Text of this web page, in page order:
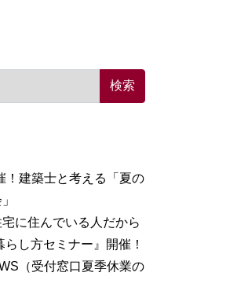
！建築士と考える「夏の
に住んでいる人だから
し方セミナー』開催！
（受付窓口夏季休業の